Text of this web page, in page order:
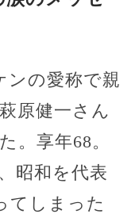
ンの愛称で親
原健一さん
。享年68。
昭和を代表
てしまった